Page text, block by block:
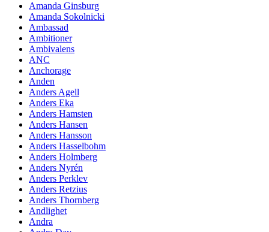
Amanda Ginsburg
Amanda Sokolnicki
Ambassad
Ambitioner
Ambivalens
ANC
Anchorage
Anden
Anders Agell
Anders Eka
Anders Hamsten
Anders Hansen
Anders Hansson
Anders Hasselbohm
Anders Holmberg
Anders Nyrén
Anders Perklev
Anders Retzius
Anders Thornberg
Andlighet
Andra